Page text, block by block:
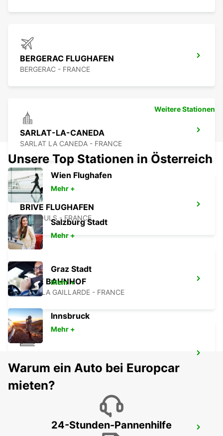
BERGERAC FLUGHAFEN
BERGERAC - FRANCE
SARLAT-LA-CANEDA
SARLAT LA CANEDA - FRANCE
BRIVE FLUGHAFEN
NESPOULS - FRANCE
BRIVE BAHNHOF
BRIVE LA GAILLARDE - FRANCE
ANGOULEME - FRANCE
ANGOULEME
Weitere Stationen
Unsere Top Stationen in Österreich
Wien Flughafen
Mehr +
Salzburg Stadt
Mehr +
Graz Stadt
Mehr +
Innsbruck
Mehr +
Warum ein Auto bei Europcar
mieten?
24-Stunden-Pannenhilfe